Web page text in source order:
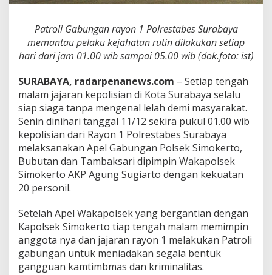
1
o
e
t
a
b
s
S
u
r
a
b
a
D
i
n
i
H
Patroli Gabungan rayon 1 Polrestabes Surabaya
memantau pelaku kejahatan rutin dilakukan setiap
hari dari jam 01.00 wib sampai 05.00 wib (dok.foto: ist)
SURABAYA, radarpenanews.com – Setiap tengah
malam jajaran kepolisian di Kota Surabaya selalu
siap siaga tanpa mengenal lelah demi masyarakat.
Senin dinihari tanggal 11/12 sekira pukul 01.00 wib
kepolisian dari Rayon 1 Polrestabes Surabaya
melaksanakan Apel Gabungan Polsek Simokerto,
Bubutan dan Tambaksari dipimpin Wakapolsek
Simokerto AKP Agung Sugiarto dengan kekuatan
20 personil.
Setelah Apel Wakapolsek yang bergantian dengan
Kapolsek Simokerto tiap tengah malam memimpin
anggota nya dan jajaran rayon 1 melakukan Patroli
gabungan untuk meniadakan segala bentuk
gangguan kamtimbmas dan kriminalitas.